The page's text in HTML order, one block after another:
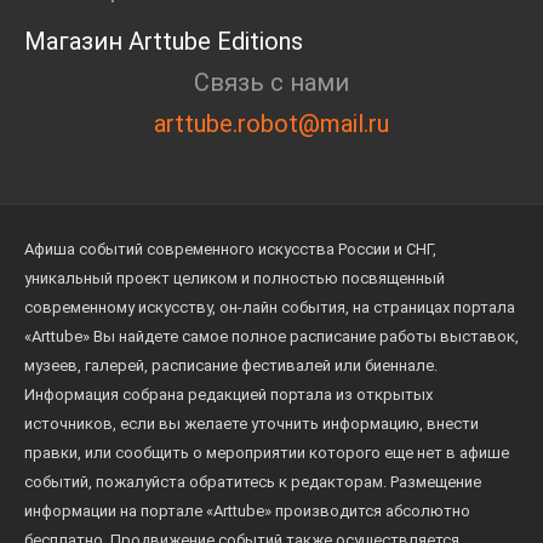
Магазин Arttube Editions
Связь с нами
arttube.robot@mail.ru
Афиша событий современного искусства России и СНГ,
уникальный проект целиком и полностью посвященный
современному искусству, он-лайн события, на страницах портала
«Arttube» Вы найдете самое полное расписание работы выставок,
музеев, галерей, расписание фестивалей или биеннале.
Информация собрана редакцией портала из открытых
источников, если вы желаете уточнить информацию, внести
правки, или сообщить о мероприятии которого еще нет в афише
событий, пожалуйста обратитесь к редакторам. Размещение
информации на портале «Arttube» производится абсолютно